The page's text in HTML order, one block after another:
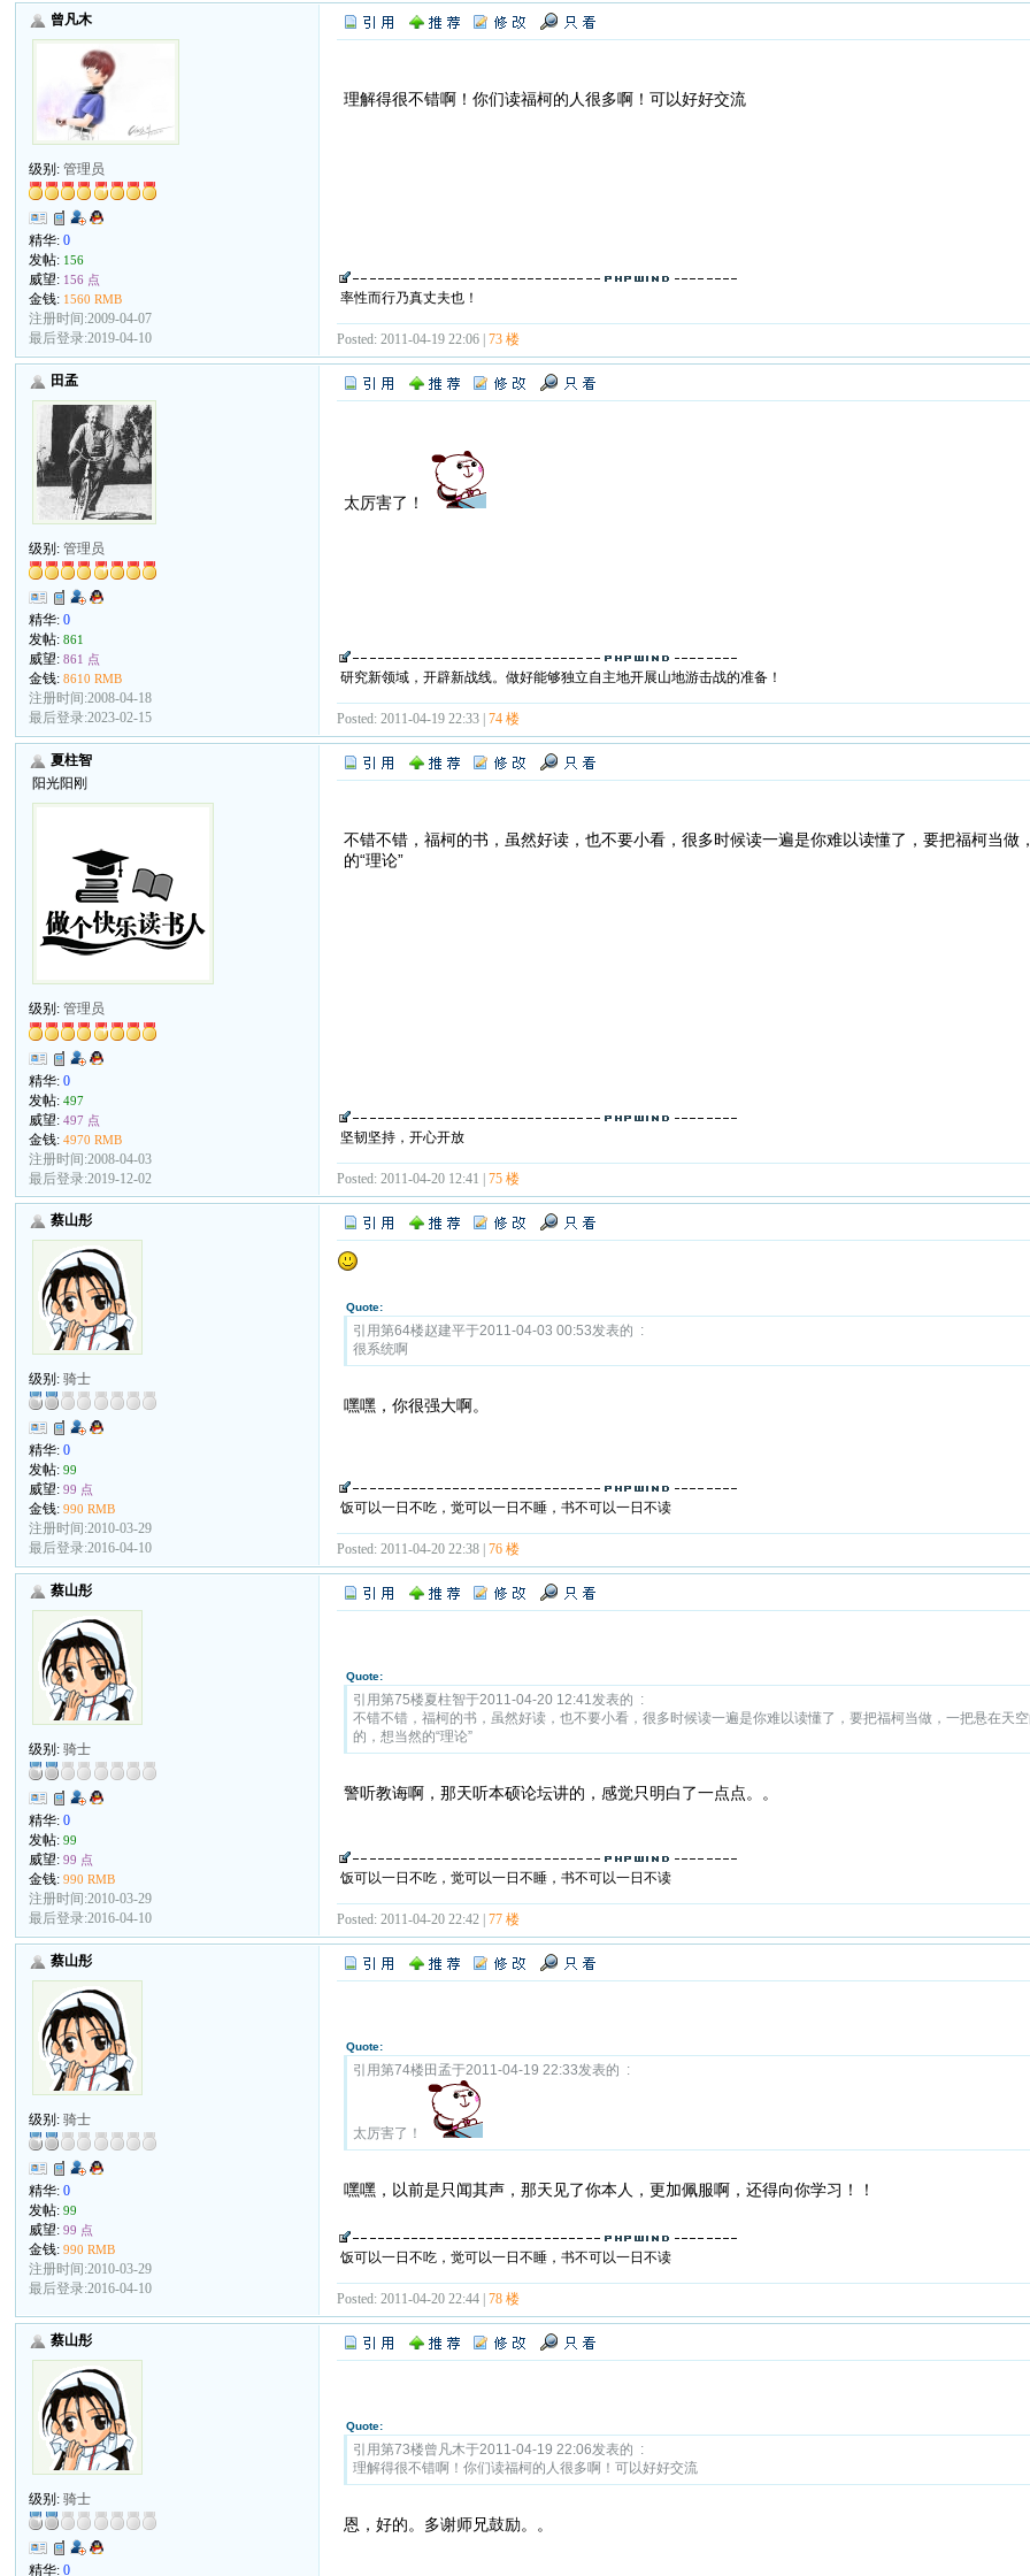
曾凡木
级别:管理员
精华:0
发帖: 156
威望: 156 点
金钱: 1560 RMB
注册时间:2009-04-07
最后登录:2019-04-10
理解得很不错啊！你们读福柯的人很多啊！可以好好交流
率性而行乃真丈夫也！
Posted: 2011-04-19 22:06 |73 楼
田孟
级别:管理员
精华:0
发帖:861
威望:861 点
金钱:8610 RMB
注册时间:2008-04-18
最后登录:2023-02-15
太厉害了！
研究新领域，开辟新战线。做好能够独立自主地开展山地游击战的准备！
Posted: 2011-04-19 22:33 |74 楼
夏柱智
阳光阳刚
级别:管理员
精华:0
发帖:497
威望:497 点
金钱:4970 RMB
注册时间:2008-04-03
最后登录:2019-12-02
不错不错，福柯的书，虽然好读，也不要小看，很多时候读一遍是你难以读懂了，要把福柯当
的“理论”
坚韧坚持，开心开放
Posted: 2011-04-20 12:41 |75 楼
蔡山彤
级别:骑士
精华:0
发帖:99
威望:99 点
金钱:990 RMB
注册时间:2010-03-29
最后登录:2016-04-10
Quote:
引用第64楼赵建平于2011-04-03 00:53发表的 :
很系统啊
嘿嘿，你很强大啊。
饭可以一日不吃，觉可以一日不睡，书不可以一日不读
Posted: 2011-04-20 22:38 |76 楼
蔡山彤
级别:骑士
精华:0
发帖:99
威望:99 点
金钱:990 RMB
注册时间:2010-03-29
最后登录:2016-04-10
Quote:
引用第75楼夏柱智于2011-04-20 12:41发表的 :
不错不错，福柯的书，虽然好读，也不要小看，很多时候读一遍是你难以读懂了，要把福柯当做，一把悬在天
的，想当然的“理论”
警听教诲啊，那天听本硕论坛讲的，感觉只明白了一点点。。
饭可以一日不吃，觉可以一日不睡，书不可以一日不读
Posted: 2011-04-20 22:42 |77 楼
蔡山彤
级别:骑士
精华:0
发帖:99
威望:99 点
金钱:990 RMB
注册时间:2010-03-29
最后登录:2016-04-10
Quote:
引用第74楼田孟于2011-04-19 22:33发表的 :
太厉害了！
嘿嘿，以前是只闻其声，那天见了你本人，更加佩服啊，还得向你学习！！
饭可以一日不吃，觉可以一日不睡，书不可以一日不读
Posted: 2011-04-20 22:44 |78 楼
蔡山彤
级别:骑士
精华:0
Quote:
引用第73楼曾凡木于2011-04-19 22:06发表的 :
理解得很不错啊！你们读福柯的人很多啊！可以好好交流
恩，好的。多谢师兄鼓励。。